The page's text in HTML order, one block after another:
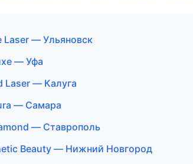
Laser — Ульяновск
— Уфа
Laser — Калуга
— Самара
— Ставрополь
Beauty — Нижний Новгород